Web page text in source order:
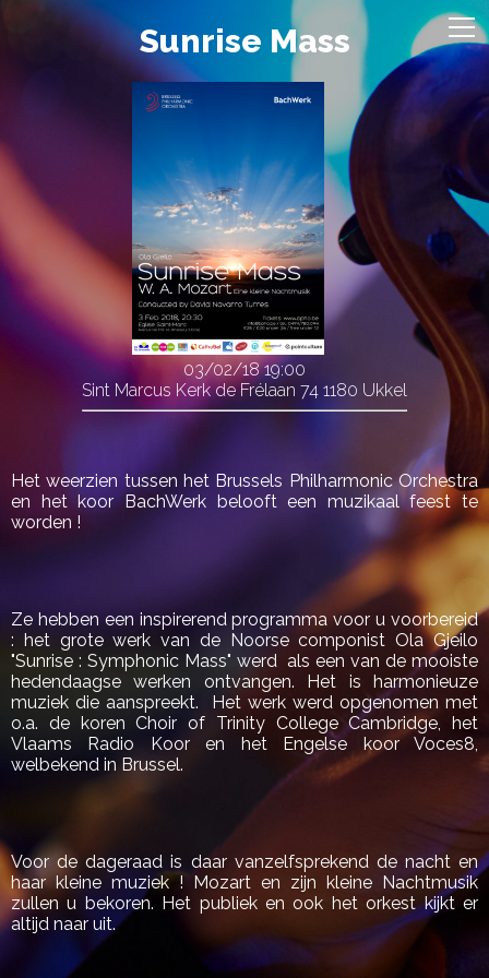
Sunrise Mass
03/02/18 19:00
Sint Marcus Kerk de Frélaan 74 1180 Ukkel
Het weerzien tussen het Brussels Philharmonic Orchestra
en het koor BachWerk belooft een muzikaal feest te
worden !
Ze hebben een inspirerend programma voor u voorbereid
: het grote werk van de Noorse componist Ola Gjeilo
"Sunrise : Symphonic Mass" werd als een van de mooiste
hedendaagse werken ontvangen. Het is harmonieuze
muziek die aanspreekt. Het werk werd opgenomen met
o.a. de koren Choir of Trinity College Cambridge, het
Vlaams Radio Koor en het Engelse koor Voces8,
welbekend in Brussel.
Voor de dageraad is daar vanzelfsprekend de nacht en
haar kleine muziek ! Mozart en zijn kleine Nachtmusik
zullen u bekoren. Het publiek en ook het orkest kijkt er
altijd naar uit.